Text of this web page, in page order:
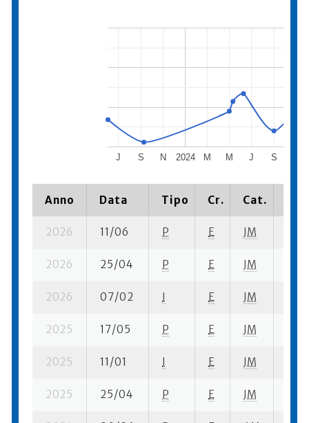
2024
J S N M M J S
Anno Data Tipo Cr. Cat.
2026 11/06 P E JM
2026 25/04 P E JM
2026 07/02 I E JM
2025 17/05 P E JM
2025 11/01 I E JM
2025 25/04 P E JM